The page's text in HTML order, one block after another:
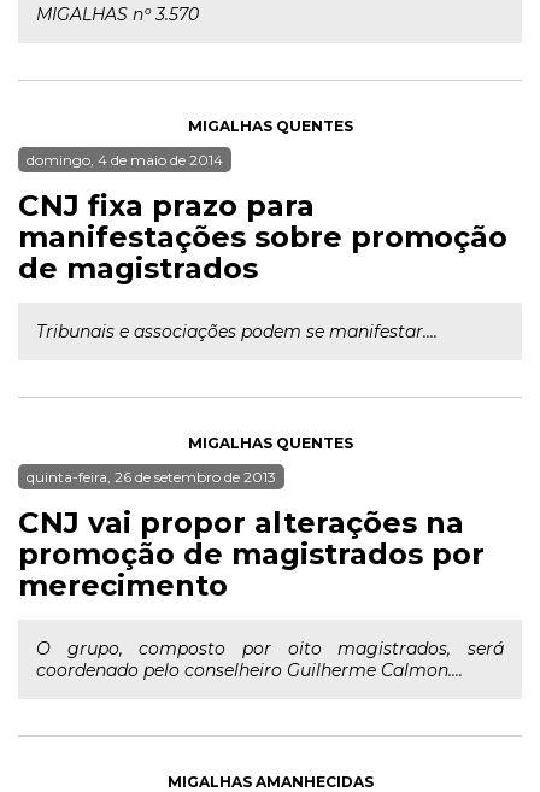
MIGALHAS nº 3.570
MIGALHAS QUENTES
domingo, 4 de maio de 2014
CNJ fixa prazo para
manifestações sobre promoção
de magistrados
Tribunais e associações podem se manifestar....
MIGALHAS QUENTES
quinta-feira, 26 de setembro de 2013
CNJ vai propor alterações na
promoção de magistrados por
merecimento
O grupo, composto por oito magistrados, será
coordenado pelo conselheiro Guilherme Calmon....
MIGALHAS AMANHECIDAS